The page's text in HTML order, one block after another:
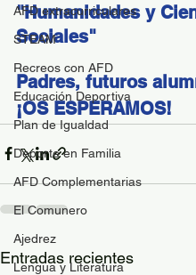
AFD extracurriculares
STEAM
Recreos con AFD
Educación Deportiva
Plan de Igualdad
Deporte en Familia
AFD Complementarias
El Comunero
Ajedrez
Lengua y Literatura
"Humanidades y
Sociales"
Padres, futuros
¡OS ESPERAMOS!
Entradas recientes